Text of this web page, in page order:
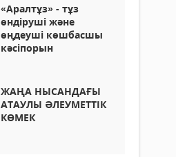
«Аралтұз» - тұз
өндіруші және
өңдеуші көшбасшы
кәсіпорын
ЖАҢА НЫСАНДАҒЫ
АТАУЛЫ ӘЛЕУМЕТТІК
КӨМЕК